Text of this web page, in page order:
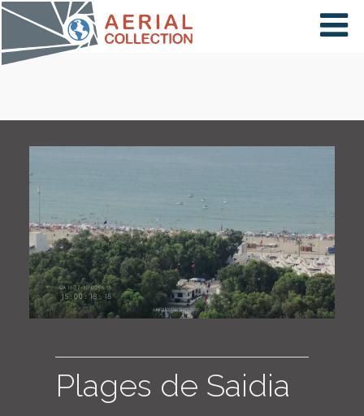
×
CARTE
COLLECTIONS
LOGIN
Plages de Saidia